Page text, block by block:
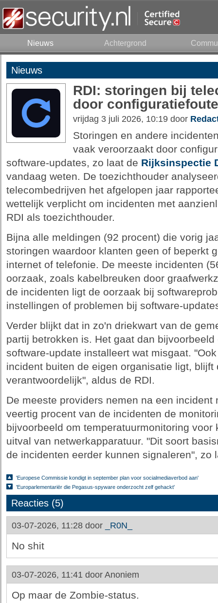
Nieuws Achtergrond
Nieuws
RDI: storingen bij
door
vrijdag 3 juli 2026, 10:19 door
Storingen en andere
vaak veroorzaakt door
software-updates, zo laat de Rijksinspectie
vandaag weten. De toezichthouder
telecombedrijven het afgelopen jaar
wettelijk verplicht om incidenten met
RDI als toezichthouder.
Bijna alle meldingen (92 procent) die vorig
storingen waardoor klanten geen of beperkt
internet of telefonie. De meeste incidenten
oorzaak, zoals kabelbreuken door
de incidenten ligt de oorzaak bij
instellingen of problemen bij software-
Verder blijkt dat in zo'n driekwart van de
partij betrokken is. Het gaat dan
software-update installeert wat misgaat.
incident buiten de eigen organisatie ligt,
verantwoordelijk", aldus de RDI.
De meeste providers nemen na een incident
veertig procent van de incidenten de
bijvoorbeeld om temperatuurmonitoring
uitval van netwerkapparatuur. "Dit soort
de incidenten eerder kunnen signaleren", zo
'Europese Commissie kondigt in september plan voor socialmediaverbod aan'
'Europarlementariër die Pegasus-spyware onderzocht zelf gehackt'
Reacties (5)
03-07-2026, 11:28 door _R0N_
No shit
03-07-2026, 11:41 door Anoniem
Op maar de Zombie-status.